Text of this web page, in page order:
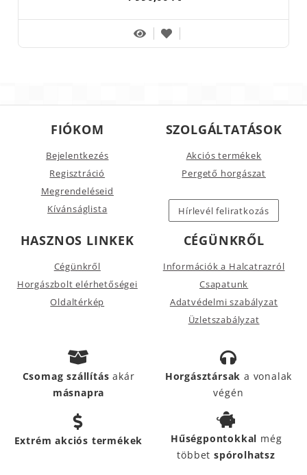
FIÓKOM
Bejelentkezés
Regisztráció
Megrendeléseid
Kívánságlista
SZOLGÁLTATÁSOK
Akciós termékek
Pergető horgászat
Hírlevél feliratkozás
HASZNOS LINKEK
Cégünkről
Horgászbolt elérhetőségei
Oldaltérkép
CÉGÜNKRŐL
Információk a Halcatrazról
Csapatunk
Adatvédelmi szabályzat
Üzletszabályzat
Csomag szállításakár
másnapra
Horgásztársak a vonalak
végén
Extrém akciós termékek Hűségpontokkal még
többetspórolhatsz